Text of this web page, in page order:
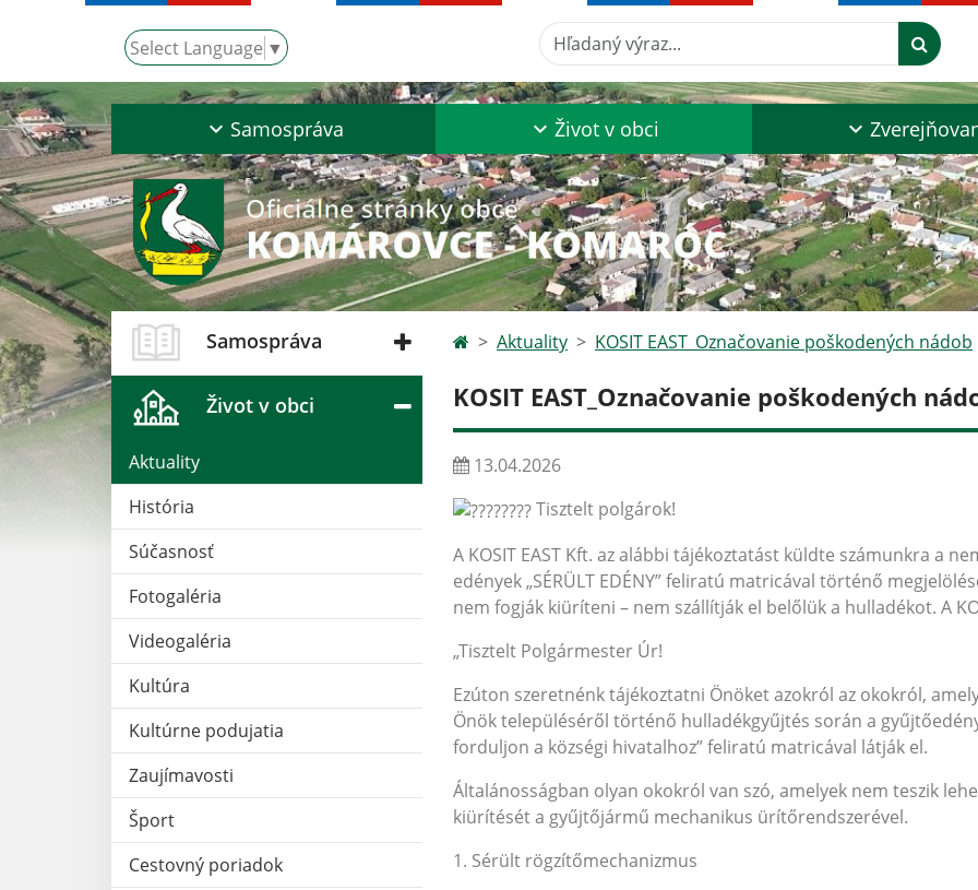
Select Language ▼
Hľadaný výraz...
Samospráva Život v obci
Samospráva
Život v obci
Aktuality
História
Súčasnosť
Fotogaléria
Videogaléria
Kultúra
Kultúrne podujatia
Zaujímavosti
Šport
Cestovný poriadok
Aktuality KOSIT EAST_Označovanie poškodených nádob
KOSIT EAST_Označovanie poškodených
13.04.2026
Tisztelt polgárok!
A KOSIT EAST Kft. az alábbi tájékoztatást küldte számunkra a
edények „SÉRÜLT EDÉNY” feliratú matricával történő
nem fogják kiüríteni – nem szállítják el belőlük a hulladékot. A
„Tisztelt Polgármester Úr!
Ezúton szeretnénk tájékoztatni Önöket azokról az okokról,
Önök településéről történő hulladékgyűjtés során a
forduljon a községi hivatalhoz” feliratú matricával látják el.
Általánosságban olyan okokról van szó, amelyek nem teszik
kiürítését a gyűjtőjármű mechanikus ürítőrendszerével.
1. Sérült rögzítőmechanizmus